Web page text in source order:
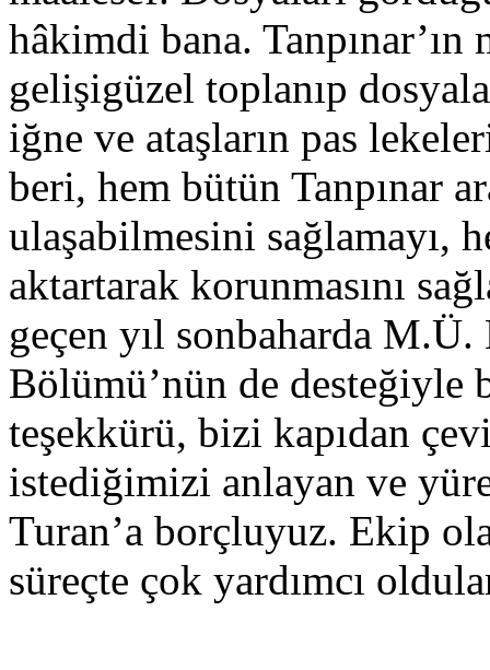
hâkimdi bana. Tanpınar’ın
gelişigüzel toplanıp
iğne ve ataşların pas
beri, hem bütün Tanpınar
ulaşabilmesini sağlamayı,
aktartarak korunmasını
geçen yıl sonbaharda
Bölümü’nün de desteğiyle
teşekkürü, bizi kapıdan
istediğimizi anlayan ve
Turan’a borçluyuz. Ekip
süreçte çok yardımcı